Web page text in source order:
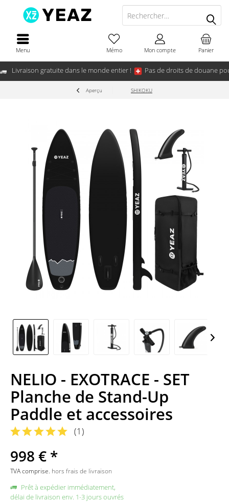
Livraison gratuite dans le monde entier ! Pas de droits de douane
Menu Panier
Mémo Mon compte
Aperçu SHIKOKU
NELIO - EXOTRACE - SET
Planche de Stand-Up
Paddle et accessoires
(1)
998 € *
TVA comprise. hors frais de livraison
Prêt à expédier immédiatement,
délai de livraison env. 1-3 jours ouvrés